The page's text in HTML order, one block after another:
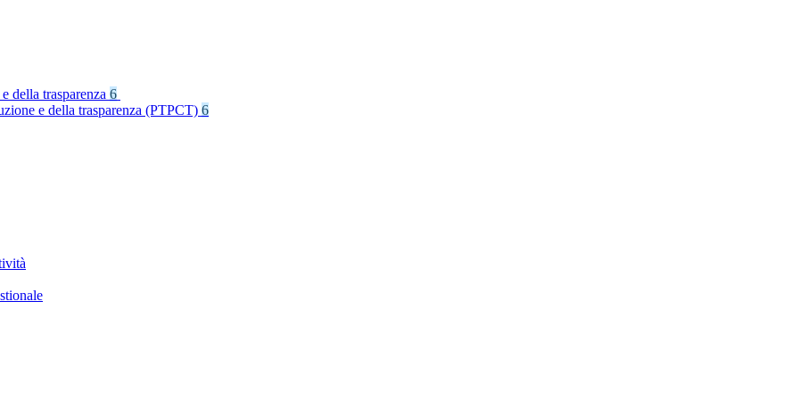
della trasparenza 6
e della trasparenza (PTPCT) 6